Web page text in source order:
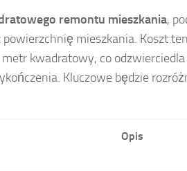
remontu mieszkania,
mieszkania. Koszt
metr kwadratowy, co
Kluczowe będzie
Opis